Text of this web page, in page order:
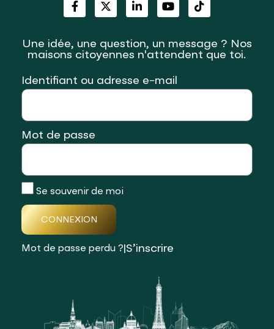
Une idée, une question, un message ? Nos
maisons citoyennes n'attendent que toi.
Identifiant ou adresse e-mail
Mot de passe
Se souvenir de moi
CONNEXION
Mot de passe perdu ? S’inscrire